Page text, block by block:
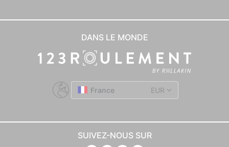
DANS LE MONDE
France EUR
SUIVEZ-NOUS SUR